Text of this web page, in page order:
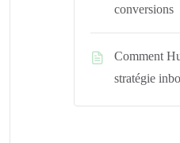
conversions
Comment
stratégie